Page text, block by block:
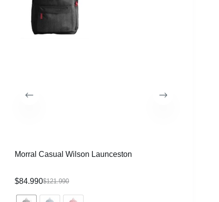
Morral Casual Wilson Launceston
$121.990
$84.990